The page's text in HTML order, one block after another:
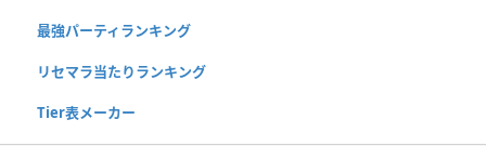
最強パーティランキング
リセマラ当たりランキング
Tier表メーカー